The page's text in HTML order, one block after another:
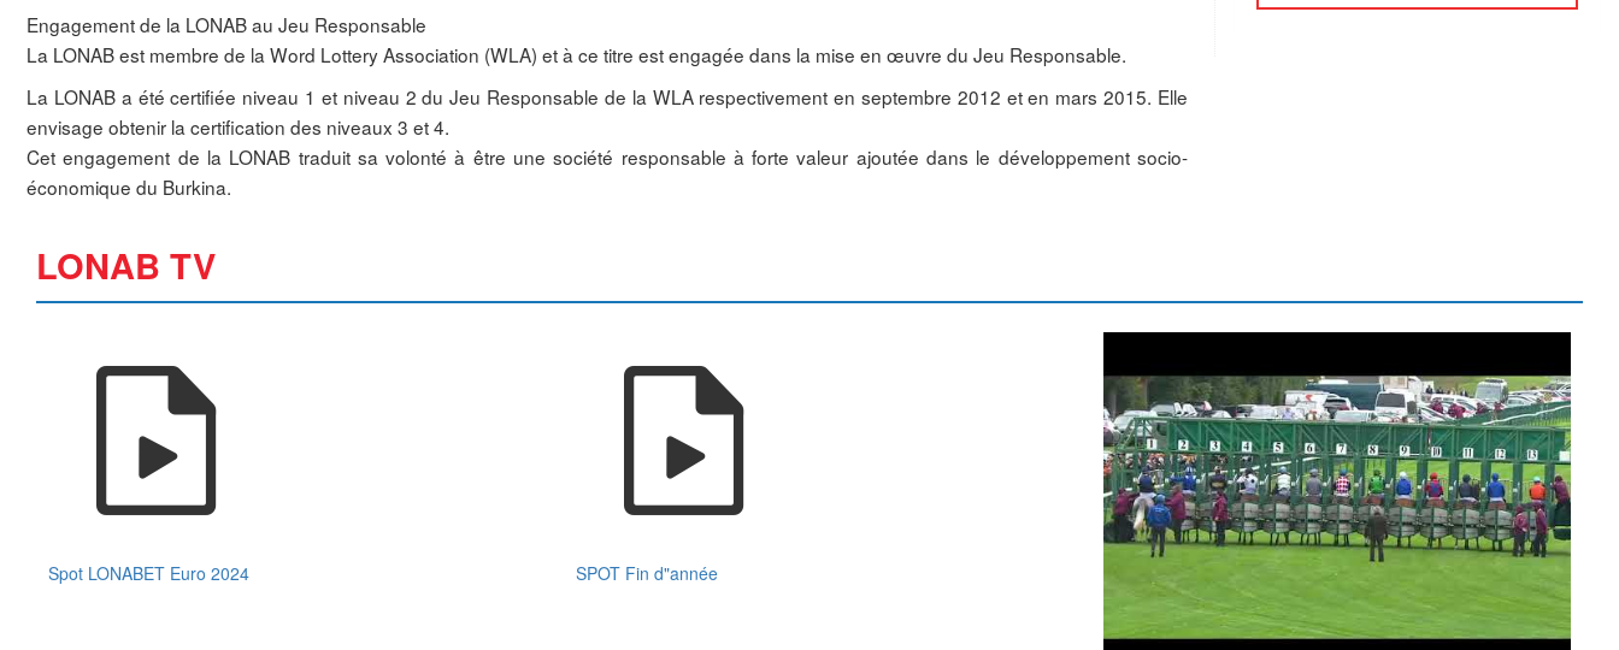
Engagement de la LONAB au Jeu Responsable
La LONAB est membre de la Word Lottery Association (WLA) et à ce titre est engagée dans la mise en œuvre du Jeu Responsable.
La LONAB a été certifiée niveau 1 et niveau 2 du Jeu Responsable de la WLA respectivement en septembre 2012 et en mars 2015. Elle
envisage obtenir la certification des niveaux 3 et 4.
Cet engagement de la LONAB traduit sa volonté à être une société responsable à forte valeur ajoutée dans le développement socio-
économique du Burkina.
LONAB TV
Spot LONABET Euro 2024 SPOT Fin d"année